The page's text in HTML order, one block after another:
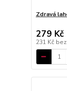
Zdravá
279 Kč
231 Kč